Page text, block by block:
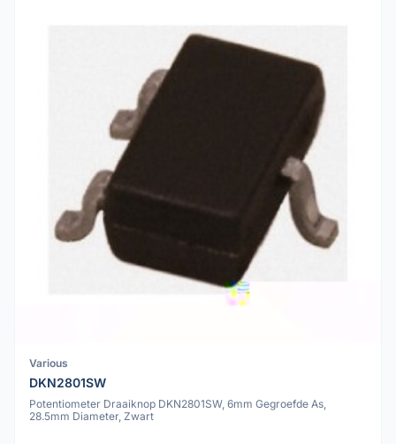
Various
DKN2801SW
Potentiometer Draaiknop DKN2801SW, 6mm Gegroefde As,
28.5mm Diameter, Zwart